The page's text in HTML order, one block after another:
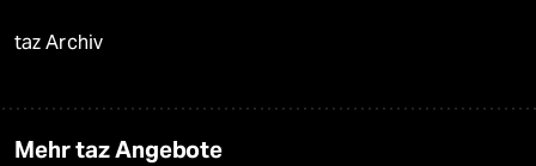
taz Archiv
Mehr taz Angebote